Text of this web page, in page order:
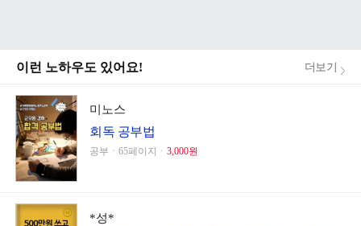
이런 노하우도 있어요! 더보기
미노스
회독 공부법
공부ㆍ65페이지ㆍ 3,000원
*성*